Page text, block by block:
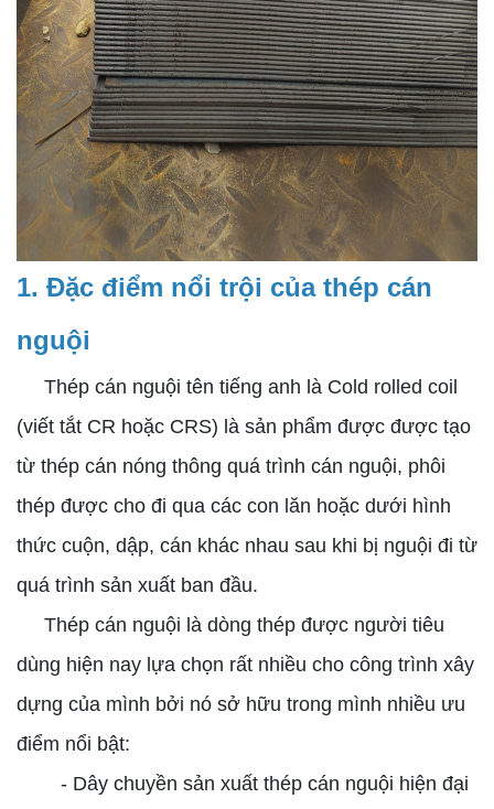
1. Đặc điểm nổi trội của thép cán
nguội
Thép cán nguội tên tiếng anh là Cold rolled coil
(viết tắt CR hoặc CRS) là sản phẩm được được tạo
từ thép cán nóng thông quá trình cán nguội, phôi
thép được cho đi qua các con lăn hoặc dưới hình
thức cuộn, dập, cán khác nhau sau khi bị nguội đi từ
quá trình sản xuất ban đầu.
Thép cán nguội là dòng thép được người tiêu
dùng hiện nay lựa chọn rất nhiều cho công trình xây
dựng của mình bởi nó sở hữu trong mình nhiều ưu
điểm nổi bật:
- Dây chuyền sản xuất thép cán nguội hiện đại